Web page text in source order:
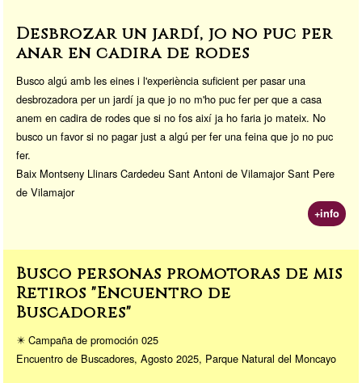
Desbrozar un jardí, jo no puc per
anar en cadira de rodes
Busco algú amb les eines i l'experiència suficient per pasar una
desbrozadora per un jardí ja que jo no m'ho puc fer per que a casa
anem en cadira de rodes que si no fos així ja ho faria jo mateix. No
busco un favor si no pagar just a algú per fer una feina que jo no puc
fer.
Baix Montseny Llinars Cardedeu Sant Antoni de Vilamajor Sant Pere
de Vilamajor
+info
Busco personas promotoras de mis
Retiros "Encuentro de
Buscadores"
✴️ Campaña de promoción 025
Encuentro de Buscadores, Agosto 2025, Parque Natural del Moncayo